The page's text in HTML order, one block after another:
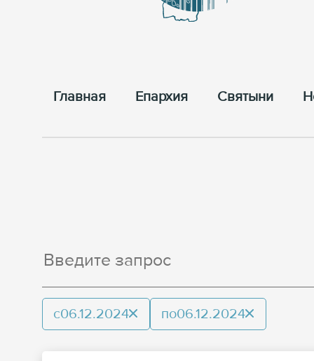
Главная Епархия Cвятыни
с06.12.2024 по06.12.2024